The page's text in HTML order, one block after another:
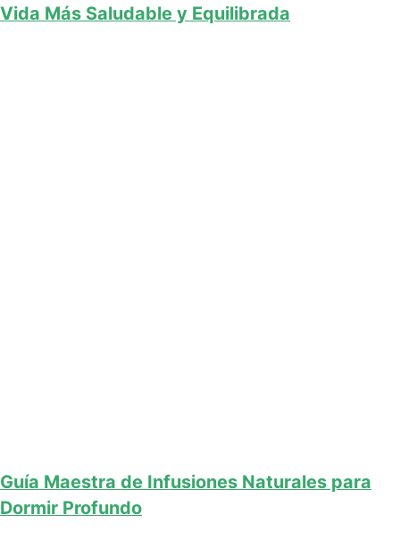
Vida Más Saludable y Equilibrada
Guía Maestra de Infusiones Naturales para
Dormir Profundo